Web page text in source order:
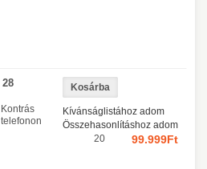
Kívánságlistához adom
Összehasonlításhoz adom
99.999Ft
20